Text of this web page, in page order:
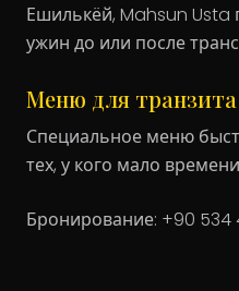
Ешилькёй, Mahsun Usta
ужин до или после
Меню для транзита
Специальное меню
тех, у кого мало
Бронирование: +90 534